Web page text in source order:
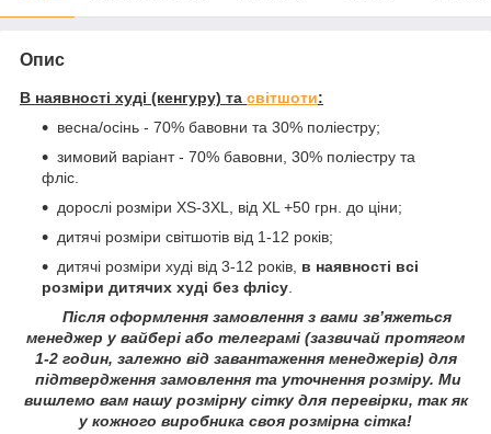
Опис
В наявності худі (кенгуру) та світшоти:
весна/осінь - 70% бавовни та 30% поліестру;
зимовий варіант - 70% бавовни, 30% поліестру та
фліс.
дорослі розміри XS-3XL, від XL +50 грн. до ціни;
дитячі розміри світшотів від 1-12 років;
дитячі розміри худі від 3-12 років, в наявності всі
розміри дитячих худі без флісу
Після оформлення замовлення з вами зв’яжеться
менеджер у вайбері або телеграмі (зазвичай протягом
1-2 годин, залежно від завантаження менеджерів) для
підтвердження замовлення та уточнення розміру. Ми
вишлемо вам нашу розмірну сітку для перевірки, так як
у кожного виробника своя розмірна сітка!